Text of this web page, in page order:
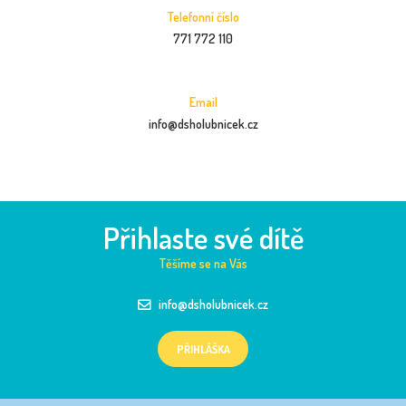
Telefonní číslo
771 772 110
Email
info@dsholubnicek.cz
Přihlaste své dítě
Těšíme se na Vás
info@dsholubnicek.cz
PŘIHLÁŠKA